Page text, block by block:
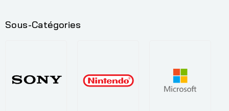
Sous-Catégories